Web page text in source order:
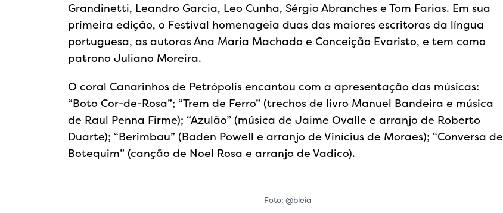
Grandinetti, Leandro Garcia, Leo Cunha, Sérgio Abranches e Tom Farias. Em sua
primeira edição, o Festival homenageia duas das maiores escritoras da língua
portuguesa, as autoras Ana Maria Machado e Conceição Evaristo, e tem como
patrono Juliano Moreira.
O coral Canarinhos de Petrópolis encantou com a apresentação das músicas:
“Boto Cor-de-Rosa”; “Trem de Ferro” (trechos de livro Manuel Bandeira e música
de Raul Penna Firme); “Azulão” (música de Jaime Ovalle e arranjo de Roberto
Duarte); “Berimbau” (Baden Powell e arranjo de Vinícius de Moraes); “Conversa de
Botequim” (canção de Noel Rosa e arranjo de Vadico).
Foto: @bleia